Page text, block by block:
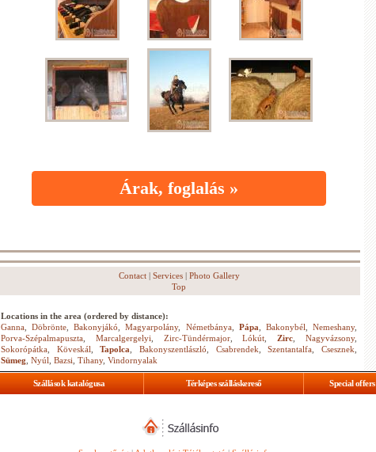
Árak, foglalás »
Contact| Services| Photo Gallery
Top
Locations in the area (ordered by distance):
Ganna ,Döbrönte ,Bakonyjákó ,Magyarpolány, Németbánya, Pápa Bakonybél ,Nemeshany,
Porva-Szépalmapuszta
Marcalgergelyi Zirc-Tündérmajor,Lókút ,Zirc ,Nagyvázsony,
Sokorópátka
Köveskál ,Tapolca ,Bakonyszentlászló Csabrendek ,Szentantalfa ,Csesznek
Sümeg Nyúl Bazsi Tihany, Vindornyalak
Szállások katalógusa Térképes szálláskereső Special offers